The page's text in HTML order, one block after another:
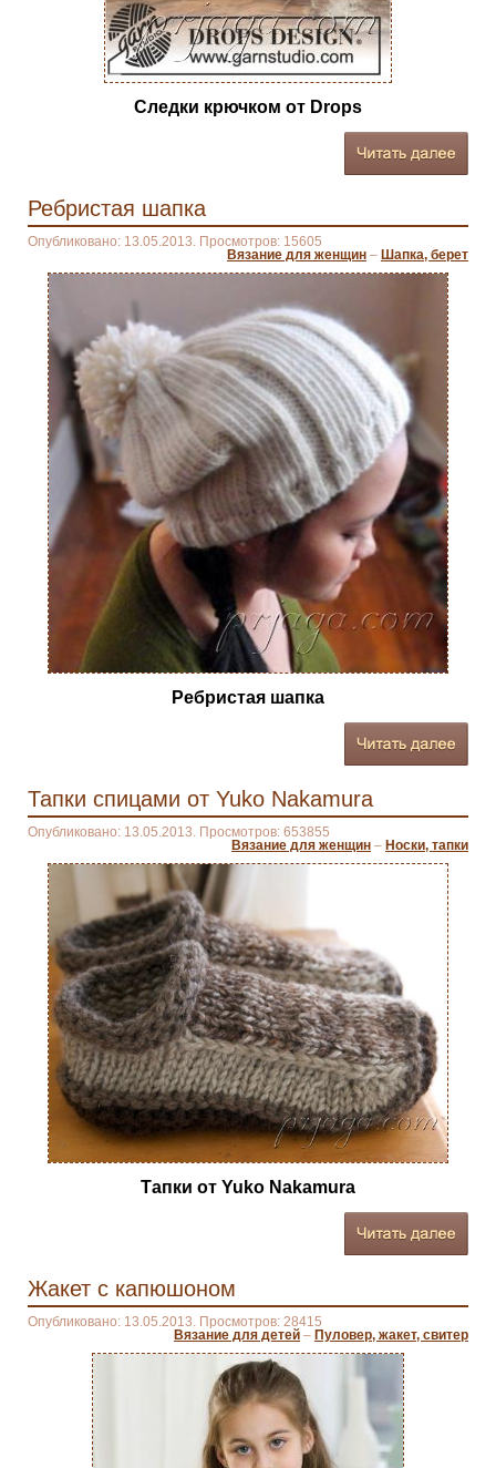
Следки крючком от Drops
Ребристая шапка
Опубликовано: 13.05.2013. Просмотров: 15605
Вязание для женщин – Шапка, берет
Ребристая шапка
Тапки спицами от Yuko Nakamura
Опубликовано: 13.05.2013. Просмотров: 653855
Вязание для женщин – Носки, тапки
Тапки от Yuko Nakamura
Жакет с капюшоном
Опубликовано: 13.05.2013. Просмотров: 28415
Вязание для детей – Пуловер, жакет, свитер